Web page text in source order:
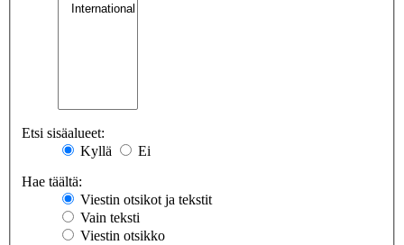
Etsi sisäalueet:
Kyllä
Ei
Hae täältä:
Viestin otsikot ja tekstit
Vain teksti
Viestin otsikko